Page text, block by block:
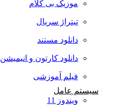
موزیک بی کلام
تیتراژ سریال
دانلود مستند
دانلود کارتون و انیمیشن
فیلم آموزشی
سیستم عامل
ویندوز 11